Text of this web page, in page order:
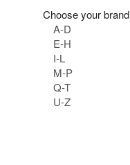
Choose your brand
A-D
E-H
I-L
M-P
Q-T
U-Z